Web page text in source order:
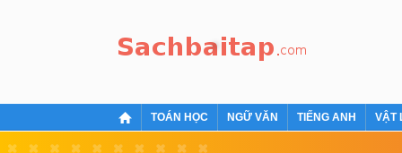
TOÁN HỌC NGỮ VĂN TIẾNG ANH VẬT